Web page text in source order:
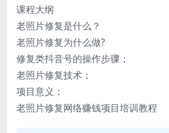
课程大纲
老照片修复是什么？
老照片修复为什么做?
修复类抖音号的操作步骤；
老照片修复技术；
项目意义；
老照片修复网络赚钱项目培训教程